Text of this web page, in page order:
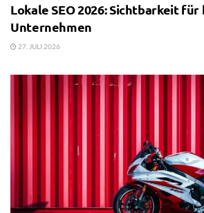
Lokale SEO 2026: Sichtbarkeit
Unternehmen
27. JULI 2026